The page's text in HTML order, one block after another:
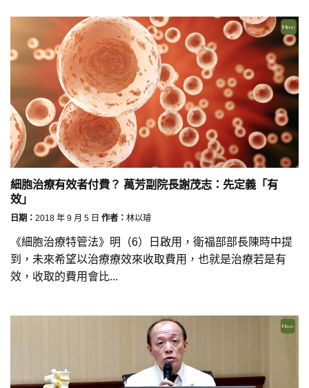
細胞治療有效者付費？ 萬芳副院長謝茂志：先定義「有
效」
日期： 2018 年 9 月 5 日 作者： 林以璿
《細胞治療特管法》明（6）日啟用，衛福部部長陳時中提
到，未來希望以治療療效來收取費用，也就是治療若是有
效，收取的費用會比...